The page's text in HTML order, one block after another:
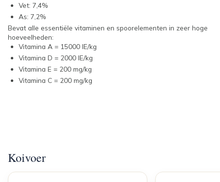
Vet: 7,4%
As: 7,2%
Bevat alle essentiële vitaminen en spoorelementen in zeer hoge
hoeveelheden:
Vitamina A = 15000 IE/kg
Vitamina D = 2000 IE/kg
Vitamina E = 200 mg/kg
Vitamina C = 200 mg/kg
Koivoer